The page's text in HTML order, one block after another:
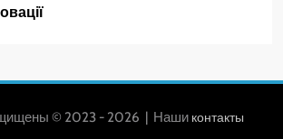
© 2023 - 2026 | Наши контакты